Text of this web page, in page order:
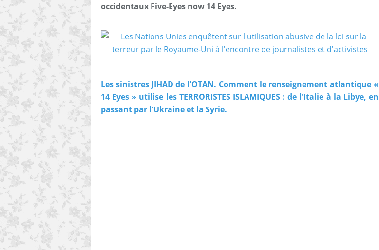
occidentaux Five-Eyes now 14 Eyes.
Les sinistres JIHAD de l'OTAN. Comment le renseignement atlantique «
14 Eyes » utilise les TERRORISTES ISLAMIQUES : de l'Italie à la Libye, en
passant par l'Ukraine et la Syrie.